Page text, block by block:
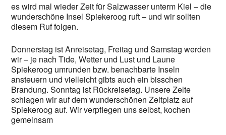
es wird mal wieder Zeit für Salzwasser unterm Kiel – die
wunderschöne Insel Spiekeroog ruft – und wir sollten
diesem Ruf folgen.
Donnerstag ist Anreisetag, Freitag und Samstag werden
wir – je nach Tide, Wetter und Lust und Laune
Spiekeroog umrunden bzw. benachbarte Inseln
ansteuern und vielleicht gibts auch ein bisschen
Brandung. Sonntag ist Rückreisetag. Unsere Zelte
schlagen wir auf dem wunderschönen Zeltplatz auf
Spiekeroog auf. Wir verpflegen uns selbst, kochen
gemeinsam